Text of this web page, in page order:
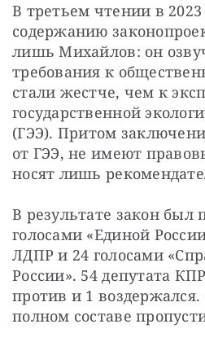
В третьем чтении в 2023
содержанию
лишь Михайлов: он
требования к
стали жестче, чем к
государственной
(ГЭЭ). Притом
от ГЭЭ, не имеют
носят лишь
В результате закон был
голосами «Единой
ЛДПР и 24 голосами
России». 54 депутата
против и 1
полном составе